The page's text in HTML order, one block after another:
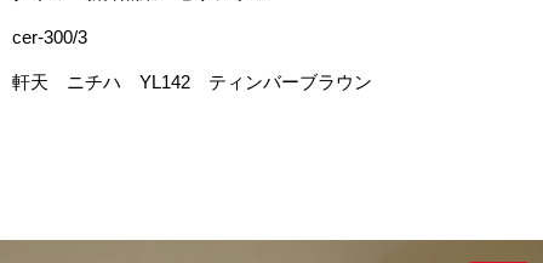
cer-300/3
軒天 ニチハ YL142 ティンバーブラウン